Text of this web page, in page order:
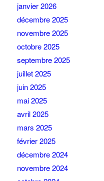
janvier 2026
décembre 2025
novembre 2025
octobre 2025
septembre 2025
juillet 2025
juin 2025
mai 2025
avril 2025
mars 2025
février 2025
décembre 2024
novembre 2024